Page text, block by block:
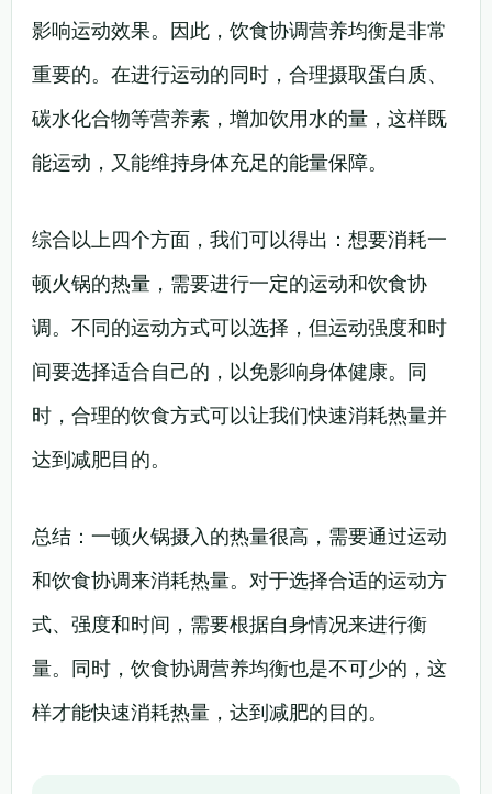
影响运动效果。因此，饮食协调营养均衡是非常
重要的。在进行运动的同时，合理摄取蛋白质、
碳水化合物等营养素，增加饮用水的量，这样既
能运动，又能维持身体充足的能量保障。
综合以上四个方面，我们可以得出：想要消耗一
顿火锅的热量，需要进行一定的运动和饮食协
调。不同的运动方式可以选择，但运动强度和时
间要选择适合自己的，以免影响身体健康。同
时，合理的饮食方式可以让我们快速消耗热量并
达到减肥目的。
总结：一顿火锅摄入的热量很高，需要通过运动
和饮食协调来消耗热量。对于选择合适的运动方
式、强度和时间，需要根据自身情况来进行衡
量。同时，饮食协调营养均衡也是不可少的，这
样才能快速消耗热量，达到减肥的目的。